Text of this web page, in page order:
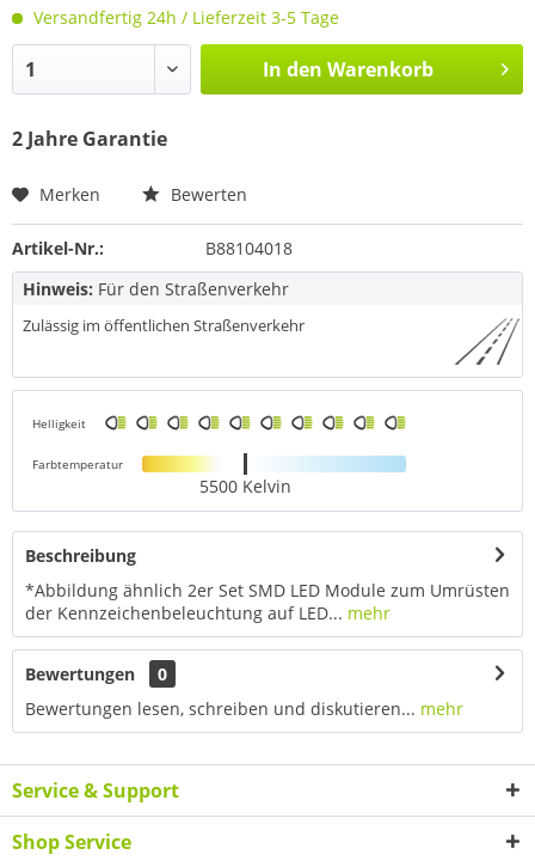
Versandfertig 24h / Lieferzeit 3-5 Tage
In den Warenkorb
2 Jahre Garantie
Merken Bewerten
Artikel-Nr.:
B88104018
Hinweis: Für den Straßenverkehr
Zulässig im öffentlichen Straßenverkehr
Helligkeit
Farbtemperatur
5500 Kelvin
Beschreibung
*Abbildung ähnlich 2er Set SMD LED Module zum Umrüsten
der Kennzeichenbeleuchtung auf LED... mehr
Bewertungen
0
Bewertungen lesen, schreiben und diskutieren... mehr
Service & Support
Shop Service